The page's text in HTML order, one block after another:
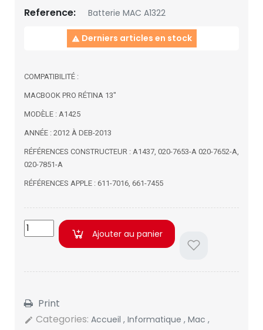
Reference: Batterie MAC A1322
 Derniers articles en stock
COMPATIBILITÉ :
MACBOOK PRO RÉTINA 13"
MODÈLE : A1425
ANNÉE : 2012 À DEB-2013
RÉFÉRENCES CONSTRUCTEUR : A1437, 020-7653-A 020-7652-A,
020-7851-A
RÉFÉRENCES APPLE : 611-7016, 661-7455
Ajouter au panier
Print
edit Categories: Accueil , Informatique , Mac ,